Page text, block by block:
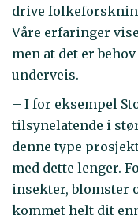
drive
Våre erfaringer
men at det er
underveis.
– I for eksempel
tilsynelatende i
denne type
med dette lenger.
insekter, blomster
kommet helt dit